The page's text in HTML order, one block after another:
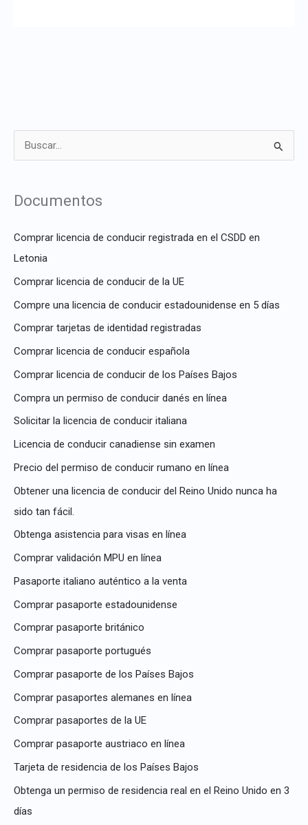
a
r
:
Documentos
Comprar licencia de conducir registrada en el CSDD en
Letonia
Comprar licencia de conducir de la UE
Compre una licencia de conducir estadounidense en 5 días
Comprar tarjetas de identidad registradas
Comprar licencia de conducir española
Comprar licencia de conducir de los Países Bajos
Compra un permiso de conducir danés en línea
Solicitar la licencia de conducir italiana
Licencia de conducir canadiense sin examen
Precio del permiso de conducir rumano en línea
Obtener una licencia de conducir del Reino Unido nunca ha
sido tan fácil.
Obtenga asistencia para visas en línea
Comprar validación MPU en línea
Pasaporte italiano auténtico a la venta
Comprar pasaporte estadounidense
Comprar pasaporte británico
Comprar pasaporte portugués
Comprar pasaporte de los Países Bajos
Comprar pasaportes alemanes en línea
Comprar pasaportes de la UE
Comprar pasaporte austriaco en línea
Tarjeta de residencia de los Países Bajos
Obtenga un permiso de residencia real en el Reino Unido en 3
días